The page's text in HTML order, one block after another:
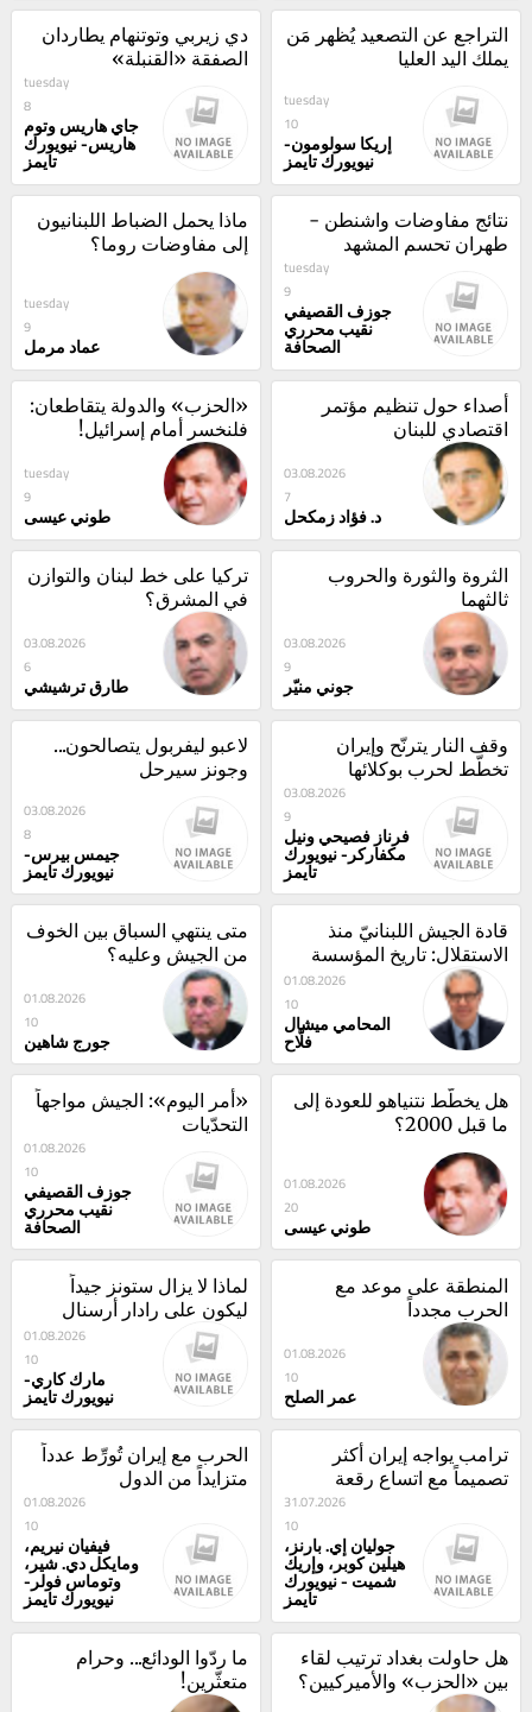
الصفقة «القنبلة»
tuesday
8
جاي هاريس وتوم
هاريس- نيويورك
تايمز
يملك اليد العليا
tuesday
10
إريكا سولومون-
نيويورك تايمز
إلى مفاوضات روما؟
tuesday
9
عماد مرمل
طهران تحسم المشهد
tuesday
9
جوزف القصيفي
نقيب محرري
الصحافة
فلنخسر أمام إسرائيل!
tuesday
9
طوني عيسى
اقتصادي للبنان
03.08.2026
7
د. فؤاد زمكحل
في المشرق؟
03.08.2026
6
طارق ترشيشي
ثالثهما
03.08.2026
9
جوني منيّر
وجونز سيرحل
03.08.2026
8
جيمس بيرس-
نيويورك تايمز
تخطّط لحرب بوكلائها
03.08.2026
9
فرناز فصيحي ونيل
مكفاركر- نيويورك
تايمز
من الجيش وعليه؟
01.08.2026
10
جورج شاهين
في مرآة قادتها
01.08.2026
10
المحامي ميشال
فلّاح
«أمر اليوم»: الجيش مواجهاً
التحدّيات
01.08.2026
10
جوزف القصيفي
نقيب محرري
الصحافة
ما قبل 2000؟
01.08.2026
20
طوني عيسى
لماذا لا يزال ستونز جيداً
وتشلسي؟
01.08.2026
10
مارك كاري-
نيويورك تايمز
الحرب مجدداً
01.08.2026
10
عمر الصلح
متزايداً من الدول
01.08.2026
10
فيفيان نيريم،
ومايكل دي. شير،
وتوماس فولر-
نيويورك تايمز
31.07.2026
10
جوليان إي. بارنز،
هيلين كوبر، وإريك
شميت - نيويورك
تايمز
متعثّرين!
بين «الحزب» والأميركيين؟